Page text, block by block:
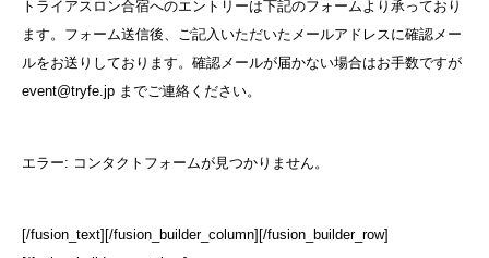
トライアスロン合宿へのエントリーは下記のフォームより承っており
ます。フォーム送信後、ご記入いただいたメールアドレスに確認メー
ルをお送りしております。確認メールが届かない場合はお手数ですが
event@tryfe.jp までご連絡ください。
エラー: コンタクトフォームが見つかりません。
[/fusion_text][/fusion_builder_column][/fusion_builder_row]